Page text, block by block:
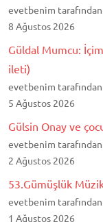
evetbenim tarafından
8 Ağustos 2026
Güldal Mumcu:
ileti)
evetbenim tarafından
5 Ağustos 2026
Gülsin Onay ve
evetbenim tarafından
2 Ağustos 2026
53.Gümüşlük
evetbenim tarafından
1 Ağustos 2026